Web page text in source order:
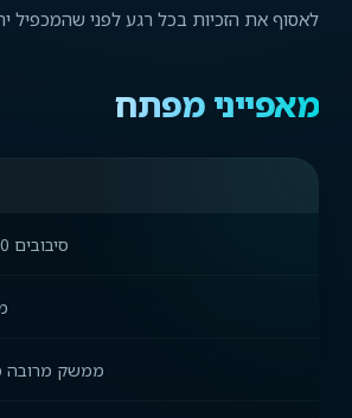
לאסוף את הזכיות בכל רגע לפני שהמכפיל
מאפייני מפתח
סיבובים 3-10 שניות
ממשק מרובה